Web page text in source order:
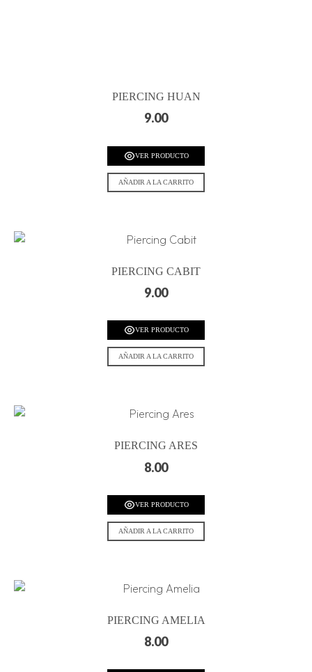
PIERCING HUAN
9.00
VER PRODUCTO
AÑADIR A LA CARRITO
PIERCING CABIT
9.00
VER PRODUCTO
AÑADIR A LA CARRITO
PIERCING ARES
8.00
VER PRODUCTO
AÑADIR A LA CARRITO
PIERCING AMELIA
8.00